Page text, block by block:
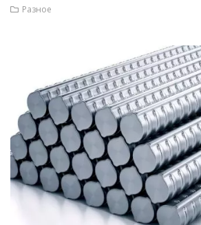
Разное